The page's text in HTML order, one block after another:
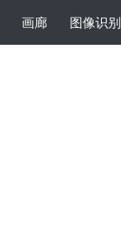
画廊 图像识别